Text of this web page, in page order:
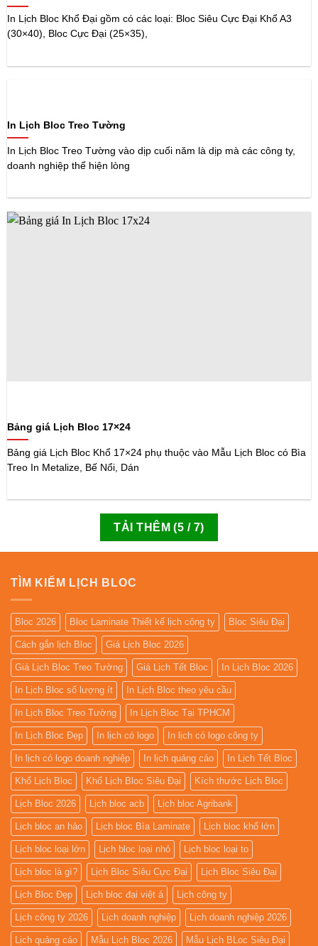
In Lịch Bloc Khổ Đại gồm có các loại: Bloc Siêu Cực Đại Khổ A3
(30×40), Bloc Cực Đại (25×35),
In Lịch Bloc Treo Tường
In Lịch Bloc Treo Tường vào dịp cuối năm là dịp mà các công ty,
doanh nghiệp thể hiện lòng
Bảng giá Lịch Bloc 17×24
Bảng giá Lịch Bloc Khổ 17×24 phụ thuộc vào Mẫu Lịch Bloc có Bìa
Treo In Metalize, Bế Nổi, Dán
TẢI THÊM(5 / 7)
TÌM KIẾM LỊCH BLOC
Bloc 2026 Bloc Laminate Thiết kế lịch công ty Bloc Siêu Đại
Cách gắn lịch Bloc Giá Lịch Bloc 2026
Giá Lịch Bloc Treo Tường Giá Lịch Tết Bloc In Lịch Bloc 2026
In Lịch Bloc số lượng ít In Lịch Bloc theo yêu cầu
In Lịch Bloc Treo Tường In Lịch Bloc Tại TPHCM
In Lịch Bloc Đẹp In lịch có logo In lịch có logo công ty
In lịch có logo doanh nghiệp In lịch quảng cáo In Lịch Tết Bloc
Khổ Lịch Bloc Khổ Lịch Bloc Siêu Đại Kích thước Lịch Bloc
Lịch Bloc 2026 Lịch bloc acb Lịch bloc Agribank
Lịch bloc an hảo Lịch bloc Bìa Laminate Lịch bloc khổ lớn
Lịch bloc loại lớn Lịch bloc loại nhỏ Lịch bloc loại to
Lịch bloc là gì? Lịch Bloc Siêu Cực Đại Lịch Bloc Siêu Đại
Lịch Bloc Đẹp Lịch bloc đại việt á Lịch công ty
Lịch công ty 2026 Lịch doanh nghiệp Lịch doanh nghiệp 2026
Lịch quảng cáo Mẫu Lịch Bloc 2026 Mẫu Lịch BLoc Siêu Đại